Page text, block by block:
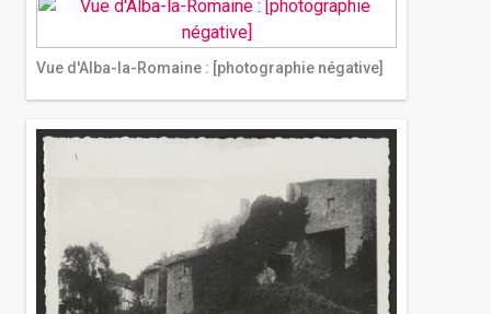
Vue d'Alba-la-Romaine : [photographie négative]